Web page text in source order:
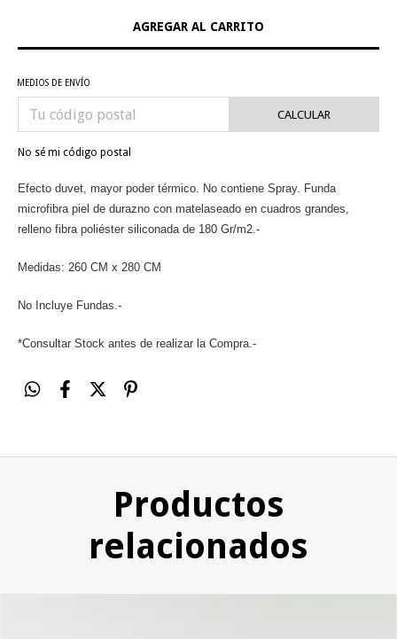
MEDIOS DE ENVÍO
CALCULAR
No sé mi código postal
Efecto duvet, mayor poder térmico. No contiene Spray. Funda
microfibra piel de durazno con matelaseado en cuadros grandes,
relleno fibra poliéster siliconada de 180 Gr/m2.-
Medidas: 260 CM x 280 CM
No Incluye Fundas.-
*Consultar Stock antes de realizar la Compra.-
Productos
relacionados